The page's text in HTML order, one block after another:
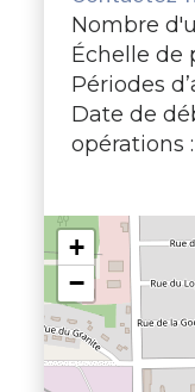
Nombre
Échelle de
Périodes
Date de
opérations
+
−